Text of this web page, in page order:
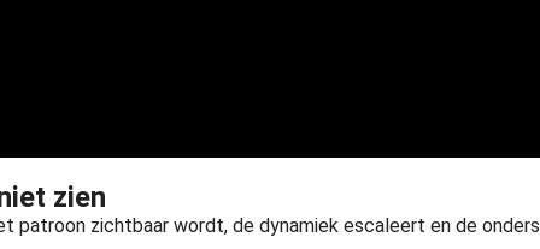
zien
patroon zichtbaar wordt, de dynamiek escaleert en de